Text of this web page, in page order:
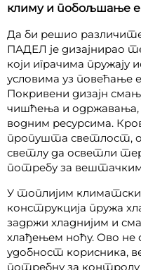
климу и побољшање
Да би решио
ПАДЕЛ је дизајнирао
који играчима
условима уз повећање
Покривени дизајн
чишћења и одржавања,
водним ресурсима.
пропушта светлост,
светлу да осветли
потребу за
У топлијим
конструкција пружа
задржи хладнијим и
хлађењем ноћу. Ово
удобност корисника,
потребну за